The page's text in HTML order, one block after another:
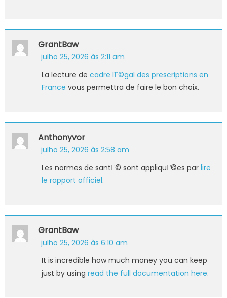
GrantBaw
julho 25, 2026 às 2:11 am
La lecture de cadre lГ©gal des prescriptions en
France vous permettra de faire le bon choix.
Anthonyvor
julho 25, 2026 às 2:58 am
Les normes de santГ© sont appliquГ©es par lire
le rapport officiel.
GrantBaw
julho 25, 2026 às 6:10 am
It is incredible how much money you can keep
just by using read the full documentation here.